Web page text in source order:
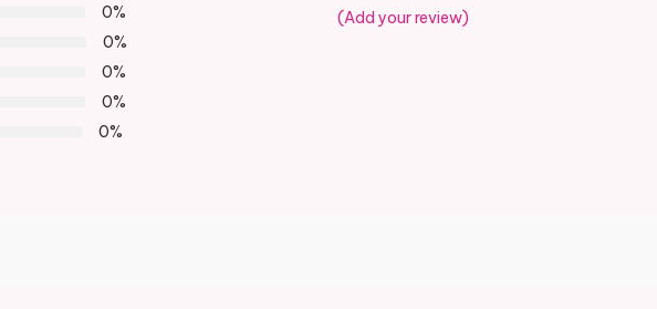
0%
0%
0%
0%
0%
(Add your review)